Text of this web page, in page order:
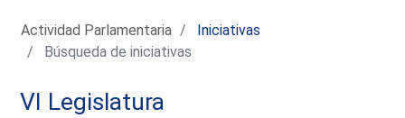
Actividad Parlamentaria
Iniciativas
Búsqueda de iniciativas
VI Legislatura